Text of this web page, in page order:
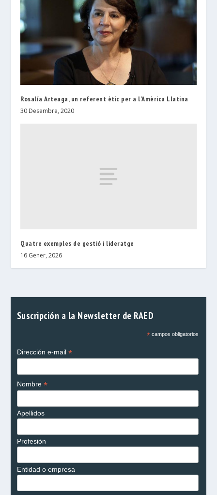
Rosalía Arteaga, un referent ètic per a l’Amèrica Llatina
30 Desembre, 2020
Quatre exemples de gestió i lideratge
16 Gener, 2026
Suscripción a la Newsletter de RAED
*campos obligatorios
Dirección e-mail *
Nombre *
Apellidos
Profesión
Entidad o empresa